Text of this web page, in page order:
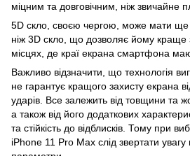
міцним та довговічним, ніж звичайне
5D скло, своєю чергою, може мати ще
ніж 3D скло, що дозволяє йому краще
місцях, де краї екрана смартфона
Важливо відзначити, що технологія
не гарантує кращого захисту екрана
ударів. Все залежить від товщини та
а також від його додаткових
та стійкість до відблисків. Тому при
iPhone 11 Pro Max слід звертати увагу